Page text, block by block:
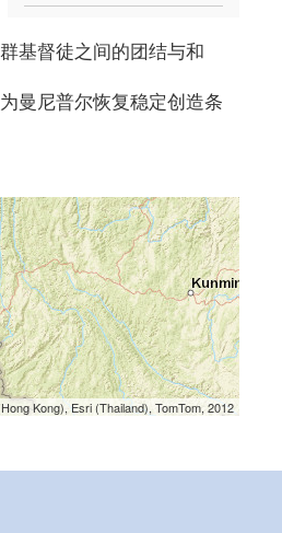
基督徒之间的团结与和
曼尼普尔恢复稳定创造条
Kong), Esri (Thailand), TomTom, 2012